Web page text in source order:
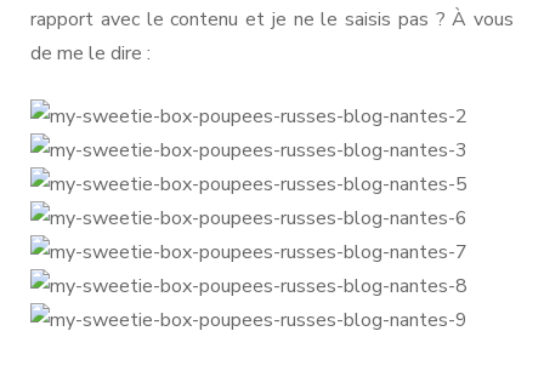
rapport avec le contenu et je ne le saisis pas ? À vous
de me le dire :